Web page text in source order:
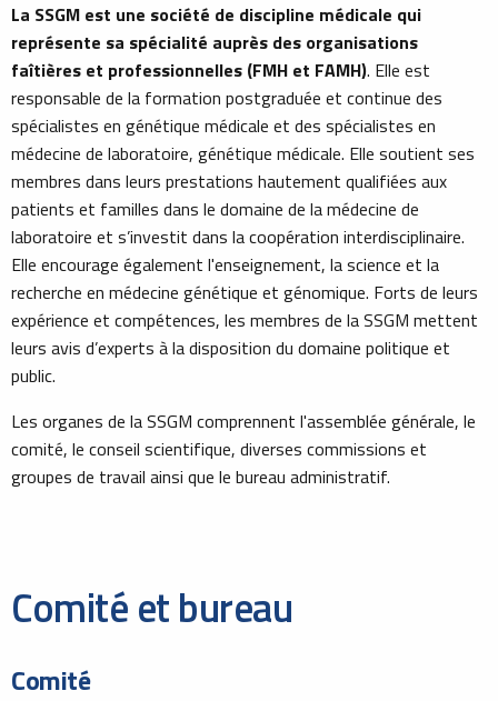
La SSGM est une société de discipline médicale qui
représente sa spécialité auprès des organisations
faîtières et professionnelles (FMH et FAMH). Elle est
responsable de la formation postgraduée et continue des
spécialistes en génétique médicale et des spécialistes en
médecine de laboratoire, génétique médicale. Elle soutient ses
membres dans leurs prestations hautement qualifiées aux
patients et familles dans le domaine de la médecine de
laboratoire et s’investit dans la coopération interdisciplinaire.
Elle encourage également l'enseignement, la science et la
recherche en médecine génétique et génomique. Forts de leurs
expérience et compétences, les membres de la SSGM mettent
leurs avis d’experts à la disposition du domaine politique et
public.
Les organes de la SSGM comprennent l'assemblée générale, le
comité, le conseil scientifique, diverses commissions et
groupes de travail ainsi que le bureau administratif.
Comité et bureau
Comité